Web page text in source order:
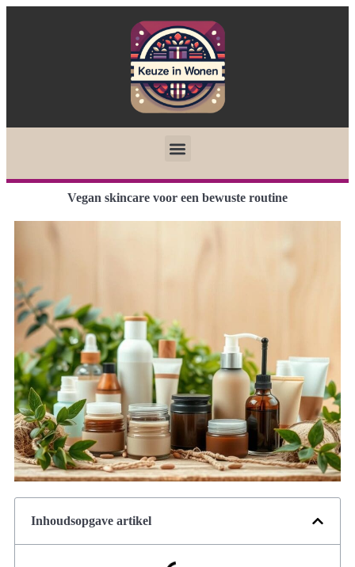
Vegan skincare voor een bewuste routine
Inhoudsopgave artikel